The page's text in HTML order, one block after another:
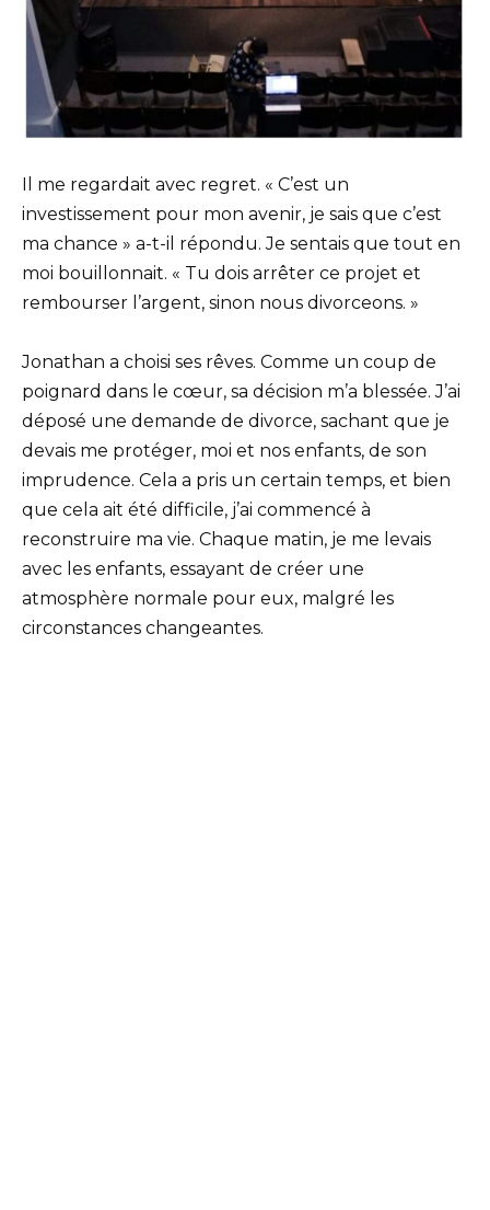
Il me regardait avec regret. « C’est un
investissement pour mon avenir, je sais que c’est
ma chance » a-t-il répondu. Je sentais que tout en
moi bouillonnait. « Tu dois arrêter ce projet et
rembourser l’argent, sinon nous divorceons. »
Jonathan a choisi ses rêves. Comme un coup de
poignard dans le cœur, sa décision m’a blessée. J’ai
déposé une demande de divorce, sachant que je
devais me protéger, moi et nos enfants, de son
imprudence. Cela a pris un certain temps, et bien
que cela ait été difficile, j’ai commencé à
reconstruire ma vie. Chaque matin, je me levais
avec les enfants, essayant de créer une
atmosphère normale pour eux, malgré les
circonstances changeantes.